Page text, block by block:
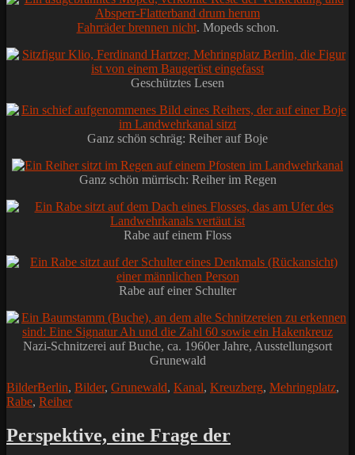
Fahrräder brennen nicht. Mopeds schon.
Geschütztes Lesen
Ganz schön schräg: Reiher auf Boje
Ganz schön mürrisch: Reiher im Regen
Rabe auf einem Floss
Rabe auf einer Schulter
Nazi-Schnitzerei auf Buche, ca. 1960er Jahre, Ausstellungsort
Grunewald
Kategorien
BilderSchlagworte
Berlin, Bilder, Grunewald, Kanal, Kreuzberg, Mehringplatz,
Rabe, Reiher
Perspektive, eine Frage der